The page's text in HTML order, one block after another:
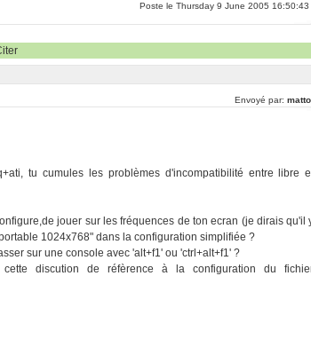
Poste le Thursday 9 June 2005 16:50:43
Envoyé par:
tu cumules les problèmes d'incompatibilité entre libre
jouer sur les fréquences de ton ecran (je dirais qu'il
1024x768" dans la configuration simplifiée ?
sur une console avec 'alt+f1' ou 'ctrl+alt+f1' ?
discution de réfèrence à la configuration du